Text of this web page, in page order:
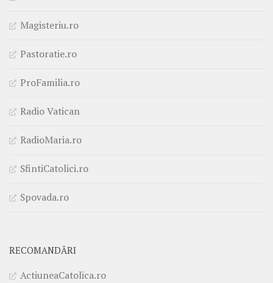
Magisteriu.ro
Pastoratie.ro
ProFamilia.ro
Radio Vatican
RadioMaria.ro
SfintiCatolici.ro
Spovada.ro
RECOMANDĂRI
ActiuneaCatolica.ro